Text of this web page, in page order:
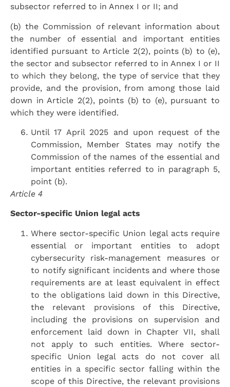
subsector referred to in Annex I or II; and
(b) the Commission of relevant information about
the number of essential and important entities
identified pursuant to Article 2(2), points (b) to (e),
the sector and subsector referred to in Annex I or II
to which they belong, the type of service that they
provide, and the provision, from among those laid
down in Article 2(2), points (b) to (e), pursuant to
which they were identified.
Until 17 April 2025 and upon request of the
Commission, Member States may notify the
Commission of the names of the essential and
important entities referred to in paragraph 5,
point (b).
Article 4
Sector-specific Union legal acts
Where sector-specific Union legal acts require
essential or important entities to adopt
cybersecurity risk-management measures or
to notify significant incidents and where those
requirements are at least equivalent in effect
to the obligations laid down in this Directive,
the relevant provisions of this Directive,
including the provisions on supervision and
enforcement laid down in Chapter VII, shall
not apply to such entities. Where sector-
specific Union legal acts do not cover all
entities in a specific sector falling within the
scope of this Directive, the relevant provisions